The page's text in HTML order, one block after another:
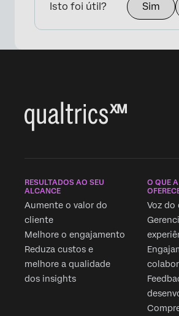
Isto foi útil? Sim
RESULTADOS AO SEU
ALCANCE
Aumente o valor do
cliente
Melhore o engajamento
Reduza custos e
melhore a qualidade
dos insights
O QUE
Voz do